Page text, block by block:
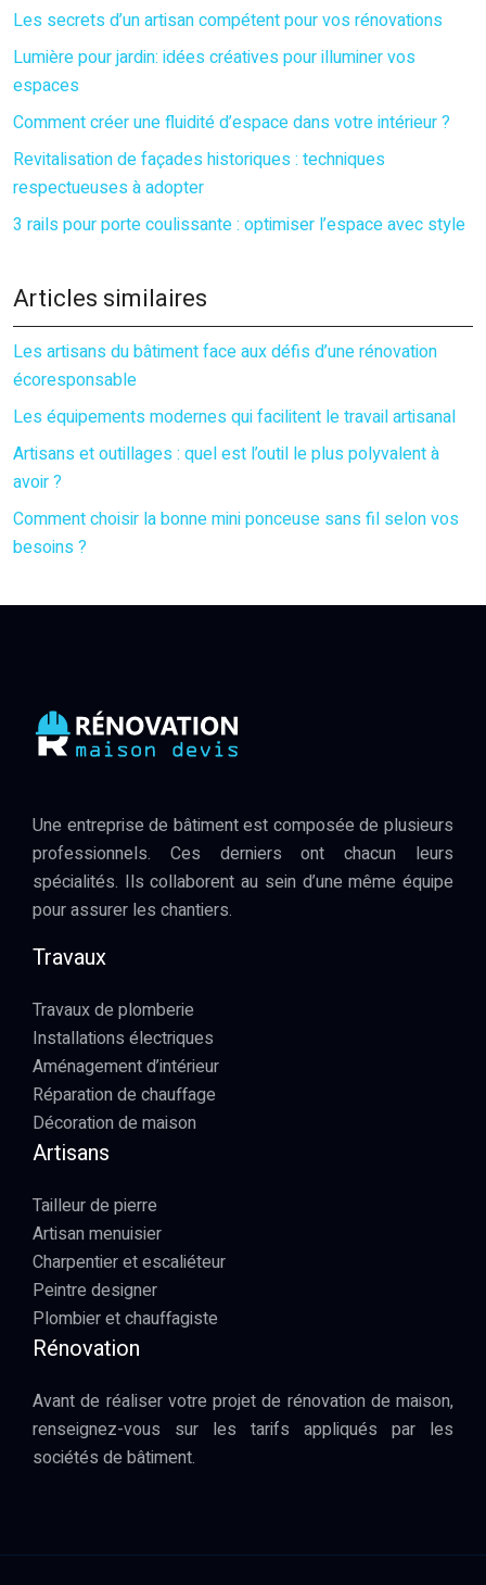
Les secrets d’un artisan compétent pour vos rénovations
Lumière pour jardin: idées créatives pour illuminer vos
espaces
Comment créer une fluidité d’espace dans votre intérieur ?
Revitalisation de façades historiques : techniques
respectueuses à adopter
3 rails pour porte coulissante : optimiser l’espace avec style
Articles similaires
Les artisans du bâtiment face aux défis d’une rénovation
écoresponsable
Les équipements modernes qui facilitent le travail artisanal
Artisans et outillages : quel est l’outil le plus polyvalent à
avoir ?
Comment choisir la bonne mini ponceuse sans fil selon vos
besoins ?
Une entreprise de bâtiment est composée de plusieurs
professionnels. Ces derniers ont chacun leurs
spécialités. Ils collaborent au sein d’une même équipe
pour assurer les chantiers.
Travaux
Travaux de plomberie
Installations électriques
Aménagement d’intérieur
Réparation de chauffage
Décoration de maison
Artisans
Tailleur de pierre
Artisan menuisier
Charpentier et escaliéteur
Peintre designer
Plombier et chauffagiste
Rénovation
Avant de réaliser votre projet de rénovation de maison,
renseignez-vous sur les tarifs appliqués par les
sociétés de bâtiment.